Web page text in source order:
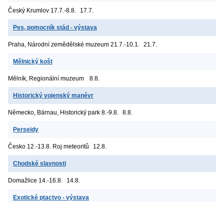
Český Krumlov 17.7.-8.8. 17.7.
Pes, pomocník stád - výstava
Praha, Národní zemědělské muzeum 21.7.-10.1. 21.7.
Mělnický košt
Mělník, Regionální muzeum 8.8.
Historický vojenský manévr
Německo, Bärnau, Historický park 8.-9.8. 8.8.
Perseidy
Česko 12.-13.8. Roj meteoritů 12.8.
Chodské slavnosti
Domažlice 14.-16.8. 14.8.
Exotické ptactvo - výstava